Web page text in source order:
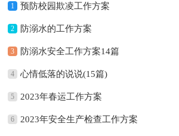
1 预防校园欺凌工作方案
2 防溺水的工作方案
3 防溺水安全工作方案14篇
4 心情低落的说说(15篇)
5 2023年春运工作方案
6 2023年安全生产检查工作方案